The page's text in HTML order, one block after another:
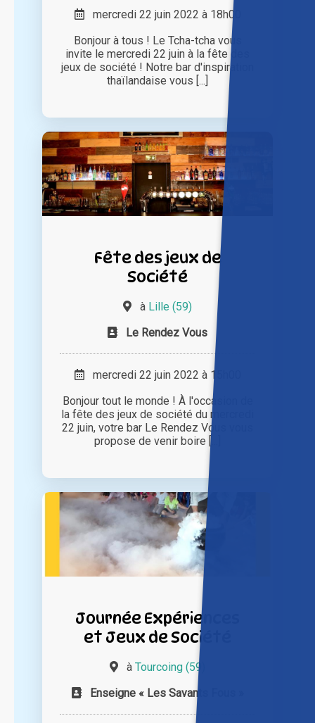
mercredi 22 juin 2022 à 18h00
Bonjour à tous ! Le Tcha-tcha vous
invite le mercredi 22 juin à la fête des
jeux de société ! Notre bar d'inspiration
thaïlandaise vous [...]
Fête des jeux de
Société
à Lille (59)
Le Rendez Vous
mercredi 22 juin 2022 à 15h00
Bonjour tout le monde ! À l'occasion de
la fête des jeux de société du mercredi
22 juin, votre bar Le Rendez Vous vous
propose de venir boire [...]
Journée Expériences
et Jeux de Société
à Tourcoing (59)
Enseigne « Les Savants Fous »